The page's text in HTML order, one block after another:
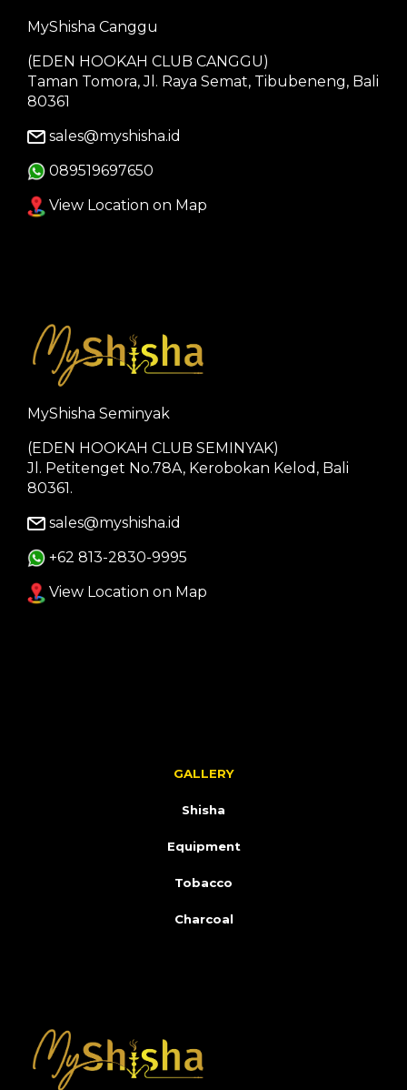
MyShisha Canggu
(EDEN HOOKAH CLUB CANGGU)
Taman Tomora, Jl. Raya Semat, Tibubeneng, Bali
80361
sales@myshisha.id
089519697650
View Location on Map
MyShisha Seminyak
(EDEN HOOKAH CLUB SEMINYAK)
Jl. Petitenget No.78A, Kerobokan Kelod, Bali
80361.
sales@myshisha.id
+62 813-2830-9995
View Location on Map
GALLERY
Shisha
Equipment
Tobacco
Charcoal